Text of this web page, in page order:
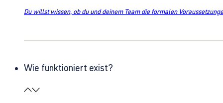
Du willst wissen, ob du und deinem Team die formalen
Wie funktioniert exist?